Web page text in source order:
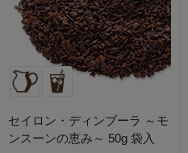
セイロン・ディンブーラ ～モ
ンスーンの恵み～ 50g 袋入